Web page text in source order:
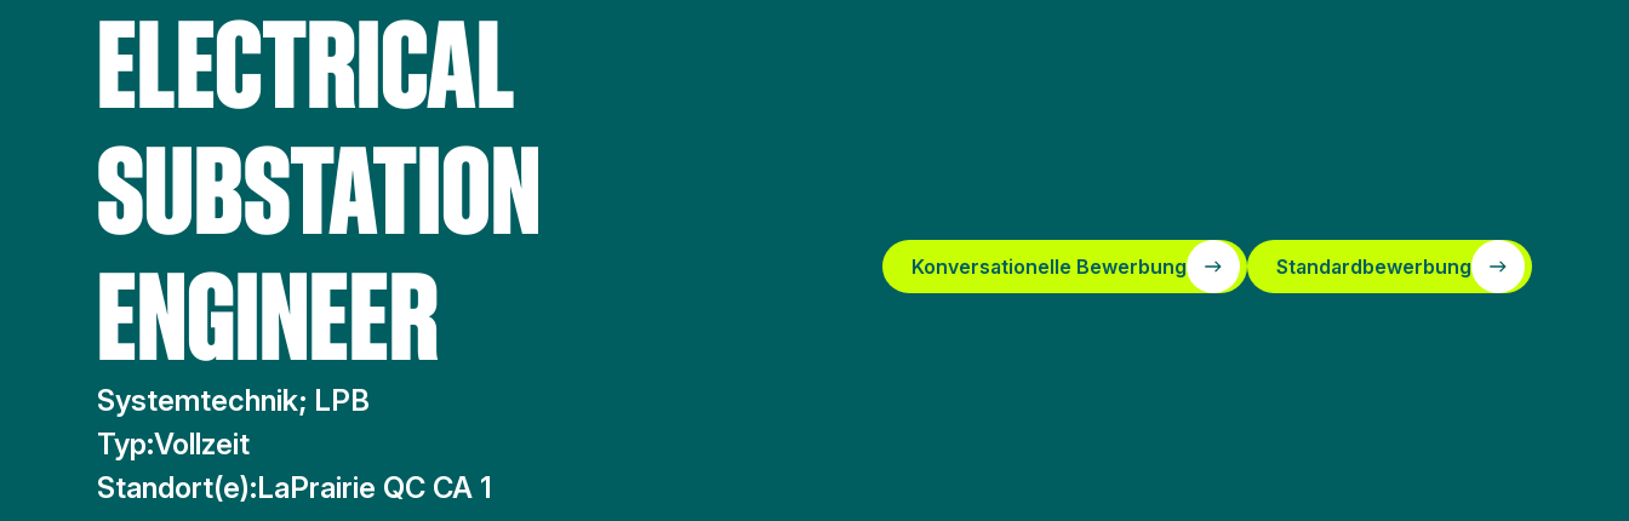
ELECTRICAL
SUBSTATION
ENGINEER
Systemtechnik; LPB
Typ:Vollzeit
Standort(e):LaPrairie QC CA 1
Konversationelle Bewerbung Standardbewerbung